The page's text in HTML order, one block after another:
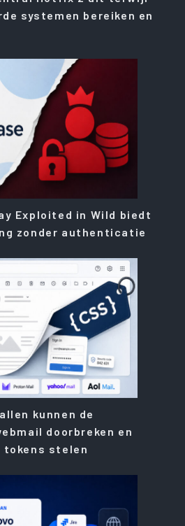
systemen bereiken en
Exploited in Wild biedt
zonder authenticatie
kunnen de
doorbreken en
tokens stelen